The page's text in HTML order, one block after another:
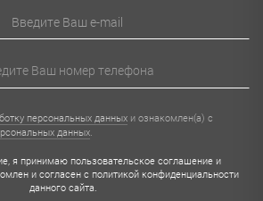
персональных данных и ознакомлен(а) с
данных.
я принимаю пользовательское соглашениеи
и согласен с политикой конфиденциальности
данного сайта.